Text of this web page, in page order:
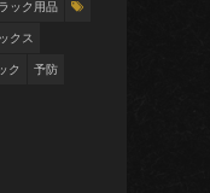
ック用品
クス
ク
予防